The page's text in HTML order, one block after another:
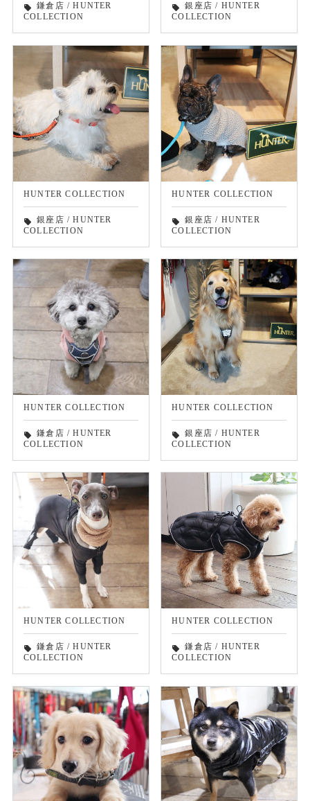
local_offer 鎌倉店 /HUNTER
COLLECTION
local_offer 銀座店 / HUNTER
COLLECTION
HUNTER COLLECTION
local_offer 銀座店 /HUNTER
COLLECTION
HUNTER COLLECTION
local_offer 銀座店 / HUNTER
COLLECTION
HUNTER COLLECTION
local_offer 鎌倉店 /HUNTER
COLLECTION
HUNTER COLLECTION
local_offer 銀座店 / HUNTER
COLLECTION
HUNTER COLLECTION
local_offer 鎌倉店 /HUNTER
COLLECTION
HUNTER COLLECTION
local_offer 鎌倉店 / HUNTER
COLLECTION